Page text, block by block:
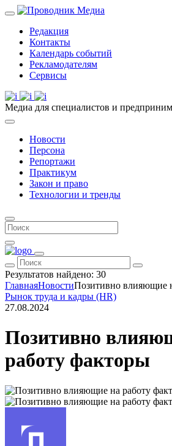
Редакция
Контакты
Календарь событий
Рекламодателям
Сервисы
Медиа для специалистов и
Новости
Персона
Репортажи
Практикум
Закон и право
Технологии и тренды
Результатов найдено: 30
ГлавнаяНовостиПозитивно влияющие
Рынок труда и кадры (HR)
27.08.2024
Позитивно
работу факторы